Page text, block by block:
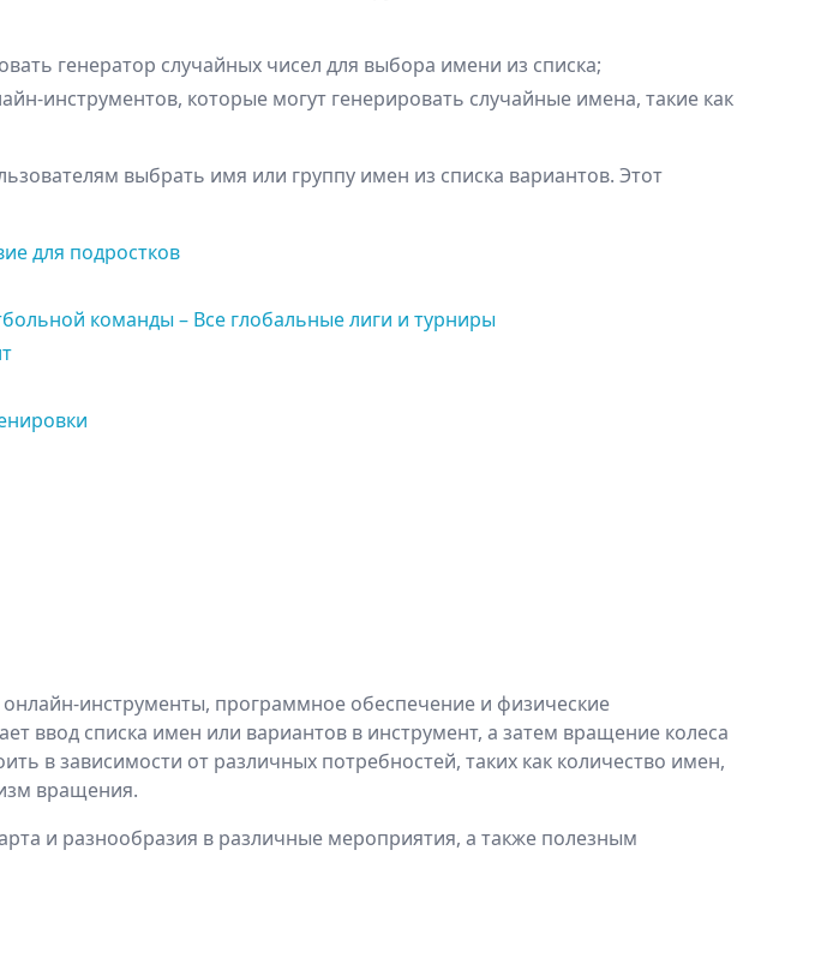
генератор случайных чисел для выбора имени из списка;
инструментов, которые могут генерировать случайные имена, такие как
выбрать имя или группу имен из списка вариантов. Этот
для подростков
команды – Все глобальные лиги и турниры
инструменты, программное обеспечение и физические
ввод списка имен или вариантов в инструмент, а затем вращение колеса
в зависимости от различных потребностей, таких как количество имен,
вращения.
и разнообразия в различные мероприятия, а также полезным
По очереди делитесь тем, что, по вашему мнению, является лучшими чертами характера другого человека. Назовите по 5 пунктов каждый.
Поделитесь проблемой в своей жизни и спросите другого человека, что бы он сделал с такой проблемой. Также попросите другого человека рассказать вам, что вы думаете об этой проблеме, по его мнению.